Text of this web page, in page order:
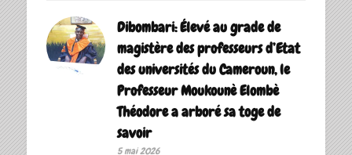
Dibombari: Élevé au grade de
magistère des professeurs d’Etat
des universités du Cameroun, le
Professeur Moukounè Elombè
Théodore a arboré sa toge de
savoir ‎
5 mai 2026